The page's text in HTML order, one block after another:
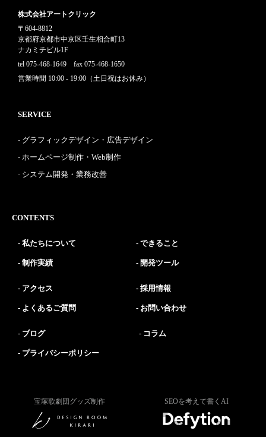
株式会社アートクリック
〒604-8812
京都府京都市中京区壬生相合町13
ナカミチビル1F
tel 075-468-1649 fax 075-468-1650
営業時間 10:00 - 19:00（土日祝はお休み）
SERVICE
グラフィックデザイン・広告デザイン
ホームページ制作・Web制作
システム開発・業務改善
CONTENTS
私たちについて できること
制作実績 開発ツール
アクセス 採用情報
よくあるご質問 お問い合わせ
ブログ コラム
プライバシーポリシー
宝塚歌劇団グッズ制作 SEOを考えて書くAI